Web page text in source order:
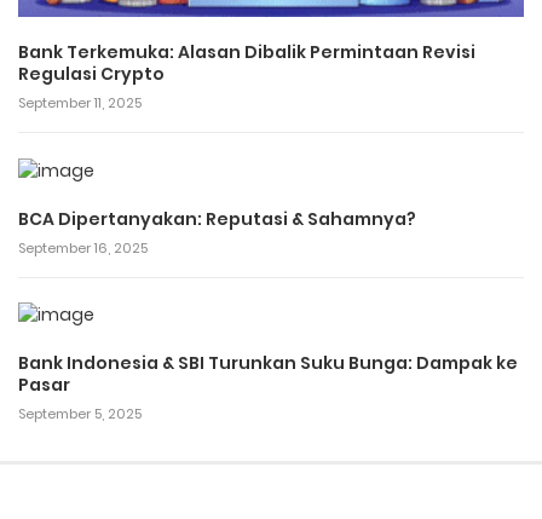
Bank Terkemuka: Alasan Dibalik Permintaan Revisi
Regulasi Crypto
September 11, 2025
BCA Dipertanyakan: Reputasi & Sahamnya?
September 16, 2025
Bank Indonesia & SBI Turunkan Suku Bunga: Dampak ke
Pasar
September 5, 2025